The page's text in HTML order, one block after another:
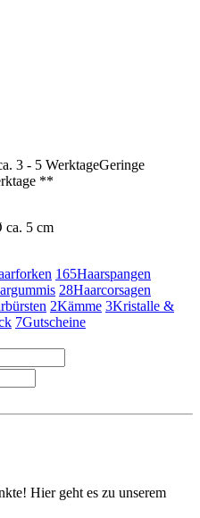
Geringe
**
ca. 5 cm
165Haarspangen
28Haarcorsagen
2Kämme 3Kristalle &
7Gutscheine
Hier geht es zu unserem